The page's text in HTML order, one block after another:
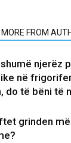
MORE FROM
njerëz
në
do të bëni të
grinden